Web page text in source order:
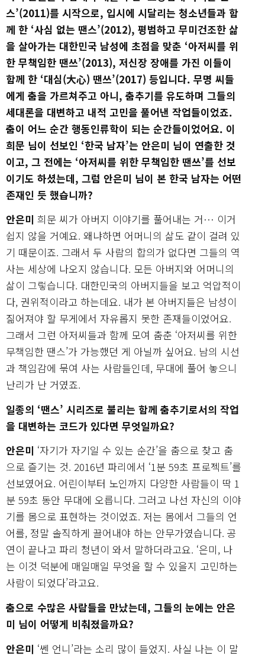
스’(2011)를 시작으로, 입시에 시달리는 청소년들과 함
께 한 ‘사심 없는 땐스’(2012), 평범하고 무미건조한 삶
을 살아가는 대한민국 남성에 초점을 맞춘 ‘아저씨를 위
한 무책임한 땐쓰’(2013), 저신장 장애를 가진 이들이
함께 한 ‘대심(大心) 땐쓰’(2017) 등입니다. 무명 씨들
에게 춤을 가르쳐주고 아니, 춤추기를 유도하며 그들의
세대론을 대변하고 내적 고민을 풀어낸 작업들이었죠.
춤이 어느 순간 행동인류학이 되는 순간들이었어요. 이
희문 님이 선보인 ‘한국 남자’는 안은미 님이 연출한 것
이고, 그 전에는 ‘아저씨를 위한 무책임한 땐쓰’를 선보
이기도 하셨는데, 그럼 안은미 님이 본 한국 남자는 어떤
존재인 듯 했습니까?
안은미 희문 씨가 아버지 이야기를 풀어내는 거… 이거
쉽지 않을 거예요. 왜냐하면 어머니의 삶도 같이 걸려 있
기 때문이죠. 그래서 두 사람의 합의가 없다면 그들의 역
사는 세상에 나오지 않습니다. 모든 아버지와 어머니의
삶이 그렇습니다. 대한민국의 아버지들을 보고 억압적이
다, 권위적이라고 하는데요. 내가 본 아버지들은 남성이
짊어져야 할 무게에서 자유롭지 못한 존재들이었어요.
그래서 그런 아저씨들과 함께 모여 춤춘 ‘아저씨를 위한
무책임한 땐스’가 가능했던 게 아닐까 싶어요. 남의 시선
과 책임감에 묶여 사는 사람들인데, 무대에 풀어 놓으니
난리가 난 거였죠.
일종의 ‘땐스’ 시리즈로 불리는 함께 춤추기로서의 작업
을 대변하는 코드가 있다면 무엇일까요?
안은미 ‘자기가 자기일 수 있는 순간’을 춤으로 찾고 춤
으로 즐기는 것. 2016년 파리에서 ‘1분 59초 프로젝트’를
선보였어요. 어린이부터 노인까지 다양한 사람들이 딱 1
분 59초 동안 무대에 오릅니다. 그러고 나선 자신의 이야
기를 몸으로 표현하는 것이었죠. 저는 몸에서 그들의 언
어를, 정말 솔직하게 끌어내야 하는 안무가였습니다. 공
연이 끝나고 파리 청년이 와서 말하더라고요. ‘은미, 나
는 이것 덕분에 매일매일 무엇을 할 수 있을지 고민하는
사람이 되었다’라고요.
춤으로 수많은 사람들을 만났는데, 그들의 눈에는 안은
미 님이 어떻게 비춰졌을까요?
안은미 ‘쎈 언니’라는 소리 많이 들었지. 사실 나는 이 말